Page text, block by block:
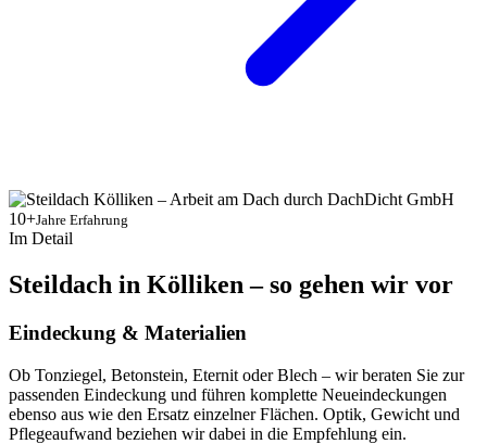
10+Jahre Erfahrung
Im Detail
Steildach in Kölliken – so gehen wir vor
Eindeckung & Materialien
Ob Tonziegel, Betonstein, Eternit oder Blech – wir beraten Sie zur
passenden Eindeckung und führen komplette Neueindeckungen
ebenso aus wie den Ersatz einzelner Flächen. Optik, Gewicht und
Pflegeaufwand beziehen wir dabei in die Empfehlung ein.